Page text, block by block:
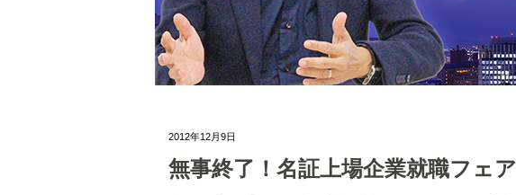
2012年12月9日
無事終了！名証上場企業就職フェア